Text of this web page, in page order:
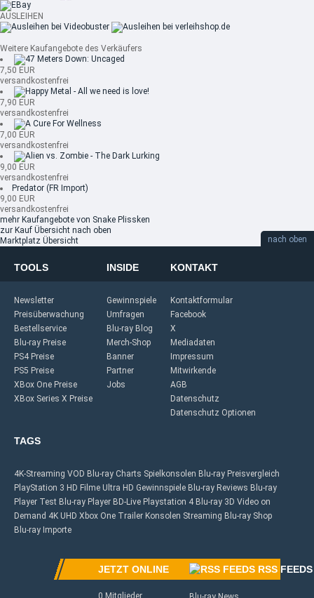
AUSLEIHEN
Weitere Kaufangebote des Verkäufers
7,50 EUR
versandkostenfrei
7,90 EUR
versandkostenfrei
7,00 EUR
versandkostenfrei
9,00 EUR
versandkostenfrei
Predator (FR Import)
9,00 EUR
versandkostenfrei
mehr Kaufangebote von Snake Plissken
zur Kauf Übersicht nach oben
Marktplatz Übersicht
nach oben
TOOLS
Newsletter
Preisüberwachung
Bestellservice
Blu-ray Preise
PS4 Preise
PS5 Preise
XBox One Preise
XBox Series X Preise
INSIDE
Gewinnspiele
Umfragen
Blu-ray Blog
Merch-Shop
Banner
Partner
Jobs
KONTAKT
Kontaktformular
Facebook
X
Mediadaten
Impressum
Mitwirkende
AGB
Datenschutz
Datenschutz Optionen
TAGS
4K-Streaming VOD Blu-ray Charts Spielkonsolen Blu-ray Preisvergleich
PlayStation 3 HD Filme Ultra HD Gewinnspiele Blu-ray Reviews Blu-ray
Player Test Blu-ray Player BD-Live Playstation 4 Blu-ray 3D Video on
Demand 4K UHD Xbox One Trailer Konsolen Streaming Blu-ray Shop
Blu-ray Importe
JETZT ONLINE
0 Mitglieder
RSS FEEDS